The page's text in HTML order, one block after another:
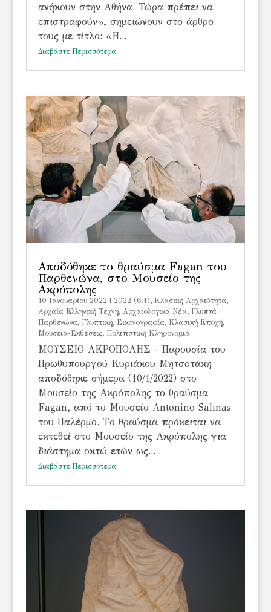
ανήκουν στην Αθήνα. Τώρα πρέπει να
επιστραφούν», σημειώνουν στο άρθρο
τους με τίτλο: «Η...
Διαβάστε Περισσότερα
Αποδόθηκε το θραύσμα Fagan του
Παρθενώνα, στο Μουσείο της
Ακρόπολης
10 Ιανουαρίου 2022 | 2022 (6.1) Kλασική Αρχαιότητα,
Αρχαία Ελληνική Τέχνη, Αρχαιολογικά Νέα, Γλυπτά
Παρθενώνα, Γλυπτική, Εικονογραφία, Κλασική Εποχή,
Μουσεία-Εκθέσεις, Πολιτιστική Κληρονομιά
ΜΟΥΣΕΙΟ ΑΚΡΟΠΟΛΗΣ - Παρουσία του
Πρωθυπουργού Κυριάκου Μητσοτάκη
αποδόθηκε σήμερα (10/1/2022) στο
Μουσείο της Ακρόπολης το θραύσμα
Fagan, από το Μουσείο Antonino Salinas
του Παλέρμο. Tο θραύσμα πρόκειται να
εκτεθεί στο Μουσείο της Ακρόπολης για
διάστημα οκτώ ετών ως...
Διαβάστε Περισσότερα